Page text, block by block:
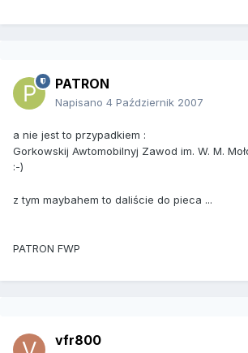
PATRON
Napisano 4 Październik 2007
a nie jest to przypadkiem :
Gorkowskij Awtomobilnyj Zawod im. W. M.
:-)
z tym maybahem to daliście do pieca ...
PATRON FWP
vfr800